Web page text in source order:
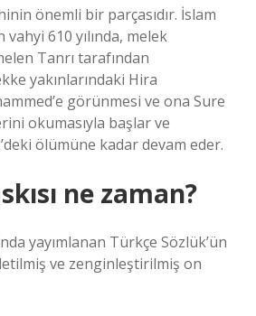
önemli bir parçasıdır. İslam
vahyi 610 yılında, melek
Tanrı tarafından
yakınlarındaki Hira
görünmesi ve ona Sure
okumasıyla başlar ve
ölümüne kadar devam eder.
ne zaman?
yayımlanan Türkçe Sözlük’ün
ve zenginleştirilmiş on